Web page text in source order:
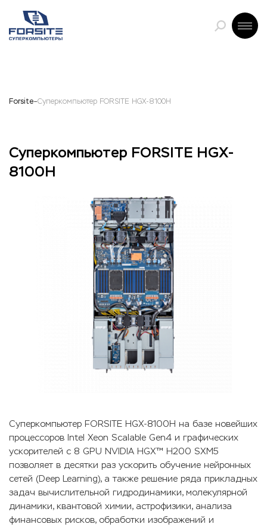
Forsite Суперкомпьютер FORSITE HGX-8100H
Суперкомпьютер FORSITE HGX-
8100H
Суперкомпьютер FORSITE HGX-8100H на базе новейших
процессоров Intel Xeon Scalable Gen4 и графических
ускорителей с 8 GPU NVIDIA HGX™ H200 SXM5
позволяет в десятки раз ускорить обучение нейронных
сетей (Deep Learning), а также решение ряда прикладных
задач вычислительной гидродинамики, молекулярной
динамики, квантовой химии, астрофизики, анализа
финансовых рисков, обработки изображений и